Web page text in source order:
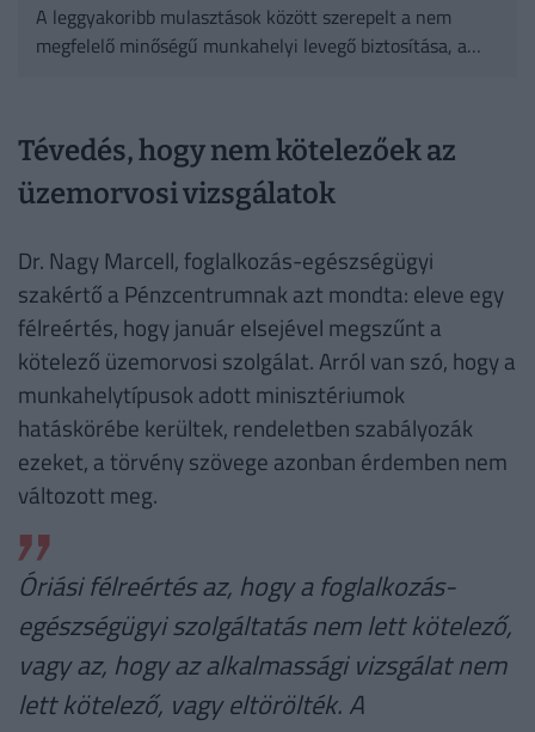
A leggyakoribb mulasztások között szerepelt a nem
megfelelő minőségű munkahelyi levegő biztosítása, a
Tévedés, hogy nem kötelezőek az
üzemorvosi vizsgálatok
Dr. Nagy Marcell, foglalkozás-egészségügyi
szakértő a Pénzcentrumnak azt mondta: eleve egy
félreértés, hogy január elsejével megszűnt a
kötelező üzemorvosi szolgálat. Arról van szó, hogy a
munkahelytípusok adott minisztériumok
hatáskörébe kerültek, rendeletben szabályozák
ezeket, a törvény szövege azonban érdemben nem
változott meg.
Óriási félreértés az, hogy a foglalkozás-
egészségügyi szolgáltatás nem lett kötelező,
vagy az, hogy az alkalmassági vizsgálat nem
lett kötelező, vagy eltörölték. A